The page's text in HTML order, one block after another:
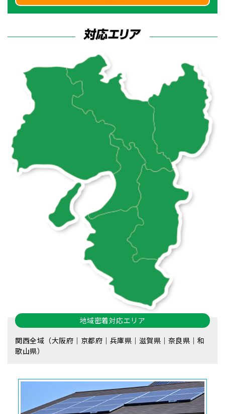
地域密着対応エリア
関西全域（大阪府｜京都府｜兵庫県｜滋賀県｜奈良県｜和
歌山県）